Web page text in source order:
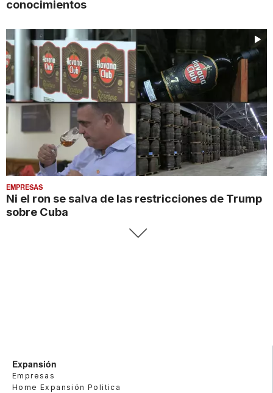
conocimientos
EMPRESAS
Ni el ron se salva de las restricciones de Trump
sobre Cuba
Expansión
Empresas
Home Expansión Politica